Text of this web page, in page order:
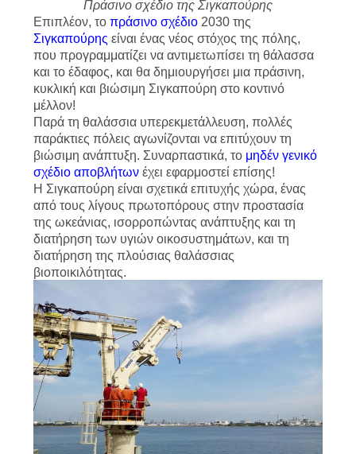
Πράσινο σχέδιο της Σιγκαπούρης
Επιπλέον, το πράσινο σχέδιο2030 της
Σιγκαπούρης είναι ένας νέος στόχος της πόλης,
που προγραμματίζει να αντιμετωπίσει τη θάλασσα
και το έδαφος, και θα δημιουργήσει μια πράσινη,
κυκλική και βιώσιμη Σιγκαπούρη στο κοντινό
μέλλον!
Παρά τη θαλάσσια υπερεκμετάλλευση, πολλές
παράκτιες πόλεις αγωνίζονται να επιτύχουν τη
βιώσιμη ανάπτυξη. Συναρπαστικά, το μηδέν γενικό
σχέδιο αποβλήτωνέχει εφαρμοστεί επίσης!
Η Σιγκαπούρη είναι σχετικά επιτυχής χώρα, ένας
από τους λίγους πρωτοπόρους στην προστασία
της ωκεάνιας, ισορροπώντας ανάπτυξης και τη
διατήρηση των υγιών οικοσυστημάτων, και τη
διατήρηση της πλούσιας θαλάσσιας
βιοποικιλότητας.